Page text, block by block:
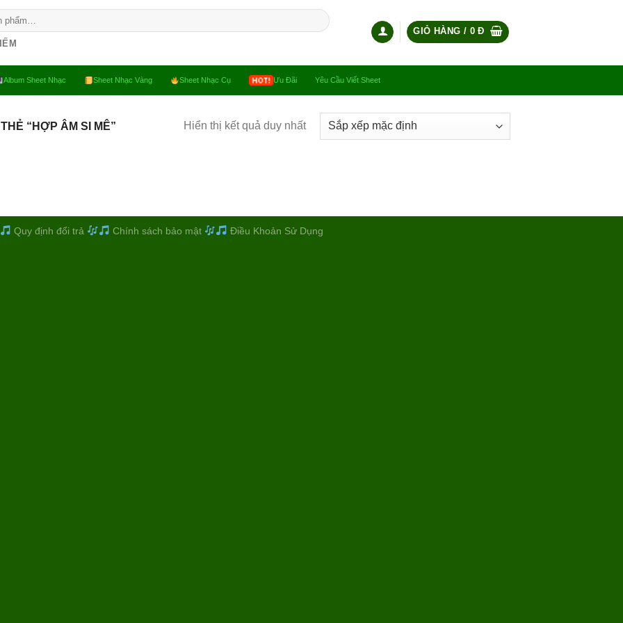
GIỎ HÀNG / 0Đ
Album Sheet Nhạc Sheet Nhạc Vàng Sheet Nhạc Cụ Ưu Đãi Yêu Cầu Viết Sheet
“HỢP ÂM SI MÊ” Hiển thị kết quả duy nhất
Quy định đổi trả Chính sách bảo mật Điều Khoản Sử Dụng